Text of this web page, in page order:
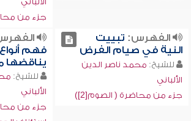
جزء من
الفهرس: تبييت
النية في صيام الفرض
للشيخ: محمد ناصر الدين
الألباني
جزء من محاضرة ( الصوم[2])
فهم
يناقضها
للشيخ:
الألباني
جزء من